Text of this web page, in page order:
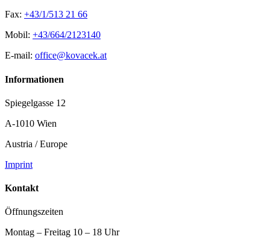
Fax: +43/1/513 21 66
Mobil: +43/664/2123140
E-mail: office@kovacek.at
Informationen
Spiegelgasse 12
A-1010 Wien
Austria / Europe
Imprint
Kontakt
Öffnungszeiten
Montag – Freitag 10 – 18 Uhr